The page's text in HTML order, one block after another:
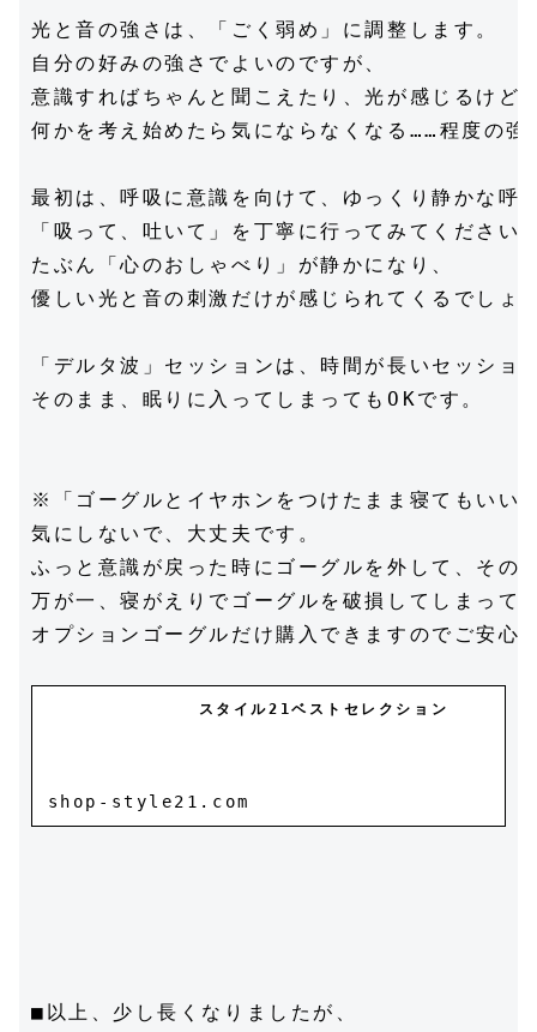
光と音の強さは、「ごく弱め」に調整します。
自分の好みの強さでよいのですが、
意識すればちゃんと聞こえたり、光が感じるけど
何かを考え始めたら気にならなくなる……程度の強
最初は、呼吸に意識を向けて、ゆっくり静かな呼
「吸って、吐いて」を丁寧に行ってみてください
たぶん「心のおしゃべり」が静かになり、
優しい光と音の刺激だけが感じられてくるでしょ
「デルタ波」セッションは、時間が長いセッショ
そのまま、眠りに入ってしまってもOKです。
※「ゴーグルとイヤホンをつけたまま寝てもいい
気にしないで、大丈夫です。
ふっと意識が戻った時にゴーグルを外して、その
万が一、寝がえりでゴーグルを破損してしまって
オプションゴーグルだけ購入できますのでご安心
スタイル21ベストセレクション
shop-style21.com
■以上、少し長くなりましたが、